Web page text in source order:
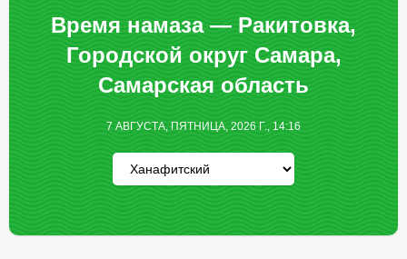
Время намаза — Ракитовка,
Городской округ Самара,
Самарская область
7 АВГУСТА, ПЯТНИЦА, 2026 Г., 14:16